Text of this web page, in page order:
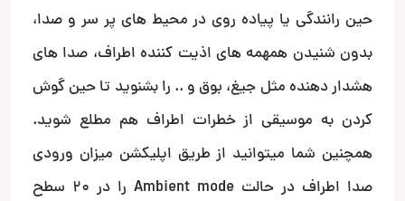
حین رانندگی یا پیاده روی در محیط های پر سر و صدا،
بدون شنیدن همهمه های اذیت کننده اطراف، صدا های
هشدار دهنده مثل جیغ، بوق و .. را بشنوید تا حین گوش
کردن به موسیقی از خطرات اطراف هم مطلع شوید.
همچنین شما میتوانید از طریق اپلیکشن میزان ورودی
صدا اطراف در حالت Ambient mode را در 20 سطح